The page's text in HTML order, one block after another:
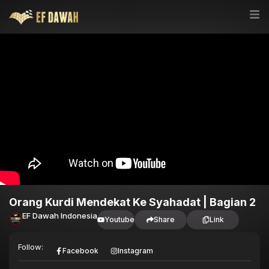
Orang Kurdi Mendekat Ke Syahadat | Bagian 2
EF Dawah Indonesia Youtube Share Link
Follow: Facebook Instagram